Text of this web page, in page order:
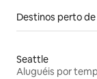
Destinos perto
Seattle
Aluguéis por